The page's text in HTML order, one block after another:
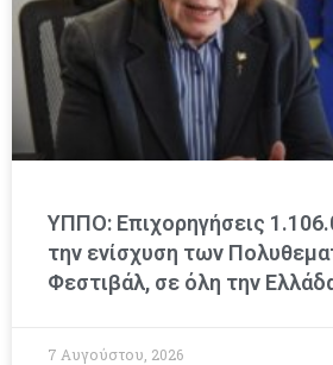
ΥΠΠΟ: Επιχορηγήσεις
την ενίσχυση των
Φεστιβάλ, σε όλη την
7 Αυγούστου, 2026